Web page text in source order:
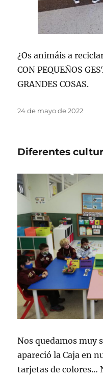
¿Os animáis a
CON PEQUEÑOS
GRANDES COSAS.
Publicado
24 de mayo de 2022
Diferentes
Nos quedamos muy
apareció la Caja en
tarjetas de colores…